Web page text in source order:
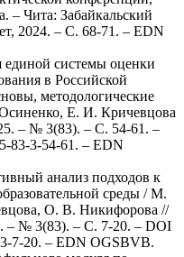
– Чита: Забайкальский
2024. – С. 68-71. – EDN
системы оценки
в Российской
методологические
Е. И. Кричевцова
– № 3(83). – С. 54-61. –
83-3-54-61. – EDN
анализ подходов к
среды / М.
О. В. Никифорова //
– № 3(83). – С. 7-20. – DOI
7-20. – EDN OGSBVB.